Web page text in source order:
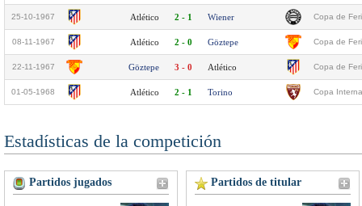
25-10-1967 Atlético 2 - 1 Wiener Copa de
08-11-1967 Atlético 2 - 0 Göztepe Copa de
22-11-1967 Göztepe 3 - 0 Atlético Copa de
01-05-1968 Atlético 2 - 1 Torino Copa
Estadísticas de la competición
Partidos jugados Partidos de titular